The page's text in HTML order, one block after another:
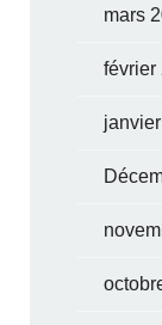
mars
février